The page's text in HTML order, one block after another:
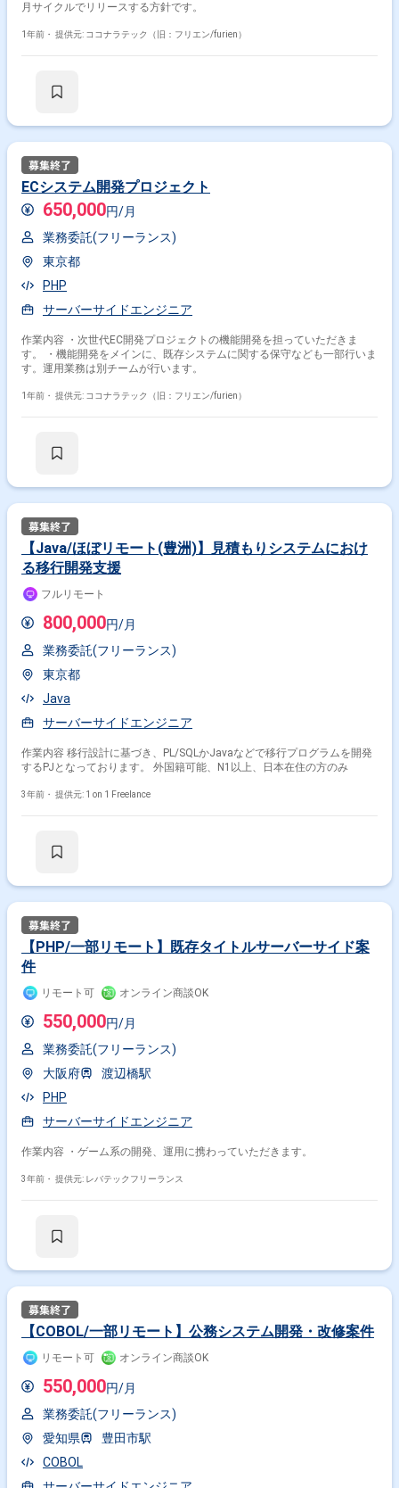
月サイクルでリリースする方針です。
1年前・ 提供元: ココナラテック（旧：フリエン/furien）
ECシステム開発プロジェクト
650,000円/月
業務委託(フリーランス)
東京都
PHP
サーバーサイドエンジニア
作業内容 ・次世代EC開発プロジェクトの機能開発を担っていただきま
す。 ・機能開発をメインに、既存システムに関する保守なども一部行いま
す。運用業務は別チームが行います。
1年前・ 提供元: ココナラテック（旧：フリエン/furien）
【Java/ほぼリモート(豊洲)】見積もりシステムにおけ
る移行開発支援
フルリモート
800,000円/月
業務委託(フリーランス)
東京都
Java
サーバーサイドエンジニア
作業内容 移行設計に基づき、PL/SQLかJavaなどで移行プログラムを開発
するPJとなっております。 外国籍可能、N1以上、日本在住の方のみ
3年前・ 提供元: 1 on 1 Freelance
【PHP/一部リモート】既存タイトルサーバーサイド案
件
リモート可 オンライン商談OK
550,000円/月
業務委託(フリーランス)
大阪府
渡辺橋駅
PHP
サーバーサイドエンジニア
作業内容 ・ゲーム系の開発、運用に携わっていただきます。
3年前・ 提供元: レバテックフリーランス
【COBOL/一部リモート】公務システム開発・改修案件
リモート可 オンライン商談OK
550,000円/月
業務委託(フリーランス)
愛知県
豊田市駅
COBOL